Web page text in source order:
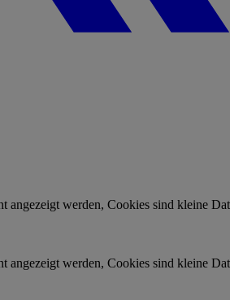
werden, Cookies sind kleine
werden, Cookies sind kleine